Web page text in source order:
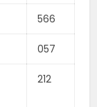
566
057
212